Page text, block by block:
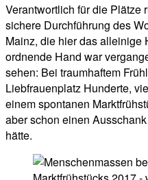
Verantwortlich für die Plätze
sichere Durchführung des
Mainz, die hier das alleinige
ordnende Hand war
sehen: Bei traumhaftem
Liebfrauenplatz Hunderte,
einem spontanen
aber schon einen
hätte.